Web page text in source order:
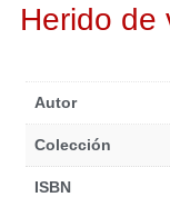
Herido de
Autor
Colección
ISBN